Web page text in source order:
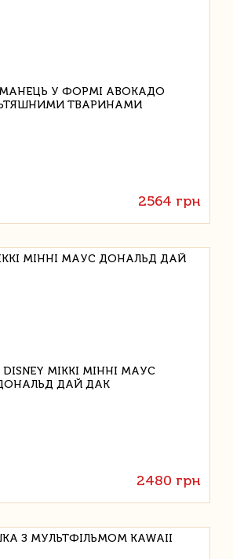
2564 грн
МІННІ МАУС ДОНАЛЬД ДАЙ
2480 грн
З МУЛЬТФІЛЬМОМ KAWAII